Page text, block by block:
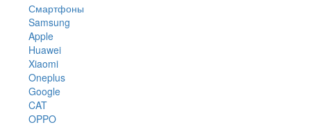
Смартфоны
Samsung
Apple
Huawei
Xiaomi
Oneplus
Google
CAT
OPPO